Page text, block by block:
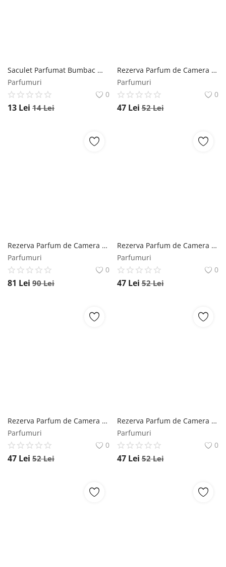
Saculet Parfumat Bumbac Mikado, 100 ml Mikado
Parfumuri
0
13 Lei 14Lei
Rezerva Parfum de Camera cu Betisoare Rattan Vanilie Mikado, 250 ml Mikado
Parfumuri
0
47 Lei 52Lei
Rezerva Parfum de Camera cu Betisoare Rattan Vanilie Mikado, 500 ml Mikado
Parfumuri
0
81 Lei 90Lei
Rezerva Parfum de Camera cu Betisoare Rattan Flori de Portocal Mikado, 250 ml Mikado
Parfumuri
0
47 Lei 52Lei
Rezerva Parfum de Camera cu Betisoare Rattan Lavanda Mikado, 250 ml Mikado
Parfumuri
0
47 Lei 52Lei
Rezerva Parfum de Camera cu Betisoare Rattan Oceano Mikado, 250 ml Mikado
Parfumuri
0
47 Lei 52Lei